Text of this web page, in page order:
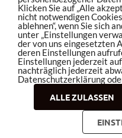
Copyright © 2026
Klicken Sie auf „Alle
nicht notwendigen
ablehnen“, wenn Sie sich
unter „Einstellungen
der von uns eingesetzten
deren Einstellungen
Einstellungen jederzeit
nachträglich jederzeit
Datenschutzerklärung
ALLE ZULASSEN